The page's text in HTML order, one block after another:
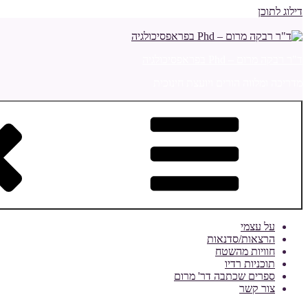
דילוג לתוכן
על עצמי
הרצאות/סדנאות
חוויות מהשטח
תוכניות רדיו
ספרים שכתבה דר' מרום
צור קשר